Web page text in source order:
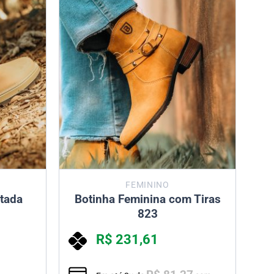
FEMININO
Botinha Feminina com Tiras
823
R$ 231,61